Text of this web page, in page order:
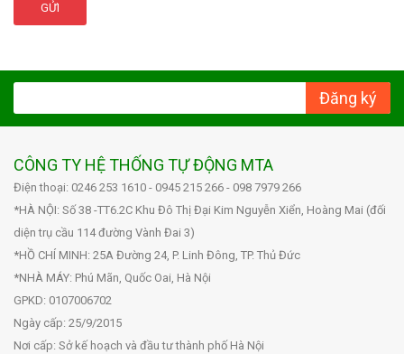
GỬI
Đăng ký
CÔNG TY HỆ THỐNG TỰ ĐỘNG MTA
Điện thoại: 0246 253 1610 - 0945 215 266 - 098 7979 266
*HÀ NỘI: Số 38 -TT6.2C Khu Đô Thị Đại Kim Nguyễn Xiển, Hoàng Mai (đối
diện trụ cầu 114 đường Vành Đai 3)
*HỒ CHÍ MINH: 25A Đường 24, P. Linh Đông, TP. Thủ Đức
*NHÀ MÁY: Phú Mãn, Quốc Oai, Hà Nội
GPKD: 0107006702
Ngày cấp: 25/9/2015
Nơi cấp: Sở kế hoạch và đầu tư thành phố Hà Nội